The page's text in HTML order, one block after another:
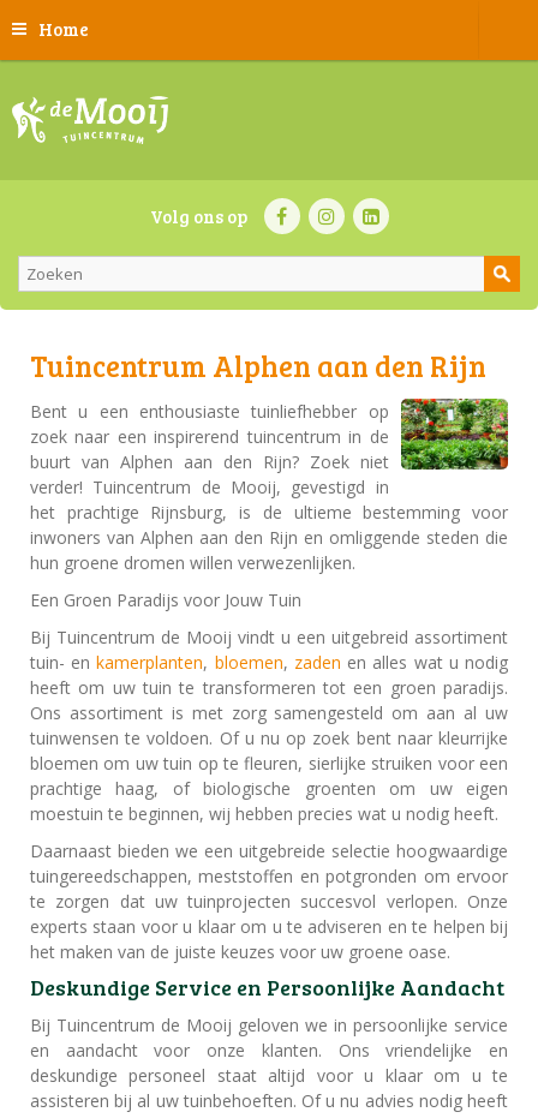
Home
Volg ons op
Tuincentrum Alphen aan den Rijn
Bent u een enthousiaste tuinliefhebber op
zoek naar een inspirerend tuincentrum in de
buurt van Alphen aan den Rijn? Zoek niet
verder! Tuincentrum de Mooij, gevestigd in
het prachtige Rijnsburg, is de ultieme bestemming voor
inwoners van Alphen aan den Rijn en omliggende steden die
hun groene dromen willen verwezenlijken.
Een Groen Paradijs voor Jouw Tuin
Bij Tuincentrum de Mooij vindt u een uitgebreid assortiment
tuin- enkamerplanten, bloemen, zaden en alles wat u nodig
heeft om uw tuin te transformeren tot een groen paradijs.
Ons assortiment is met zorg samengesteld om aan al uw
tuinwensen te voldoen. Of u nu op zoek bent naar kleurrijke
bloemen om uw tuin op te fleuren, sierlijke struiken voor een
prachtige haag, of biologische groenten om uw eigen
moestuin te beginnen, wij hebben precies wat u nodig heeft.
Daarnaast bieden we een uitgebreide selectie hoogwaardige
tuingereedschappen, meststoffen en potgronden om ervoor
te zorgen dat uw tuinprojecten succesvol verlopen. Onze
experts staan voor u klaar om u te adviseren en te helpen bij
het maken van de juiste keuzes voor uw groene oase.
Deskundige Service en Persoonlijke Aandacht
Bij Tuincentrum de Mooij geloven we in persoonlijke service
en aandacht voor onze klanten. Ons vriendelijke en
deskundige personeel staat altijd voor u klaar om u te
assisteren bij al uw tuinbehoeften. Of u nu advies nodig heeft